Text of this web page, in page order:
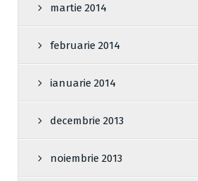
martie 2014
februarie 2014
ianuarie 2014
decembrie 2013
noiembrie 2013